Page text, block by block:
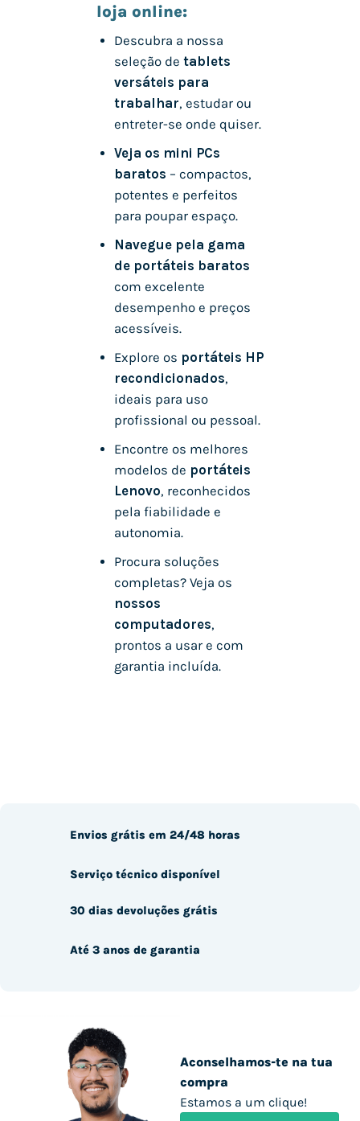
loja online:
Descubra a nossa
seleção de tablets
versáteis para
trabalhar, estudar ou
entreter-se onde quiser.
Veja os mini PCs
baratos – compactos,
potentes e perfeitos
para poupar espaço.
Navegue pela gama
de portáteis baratos
com excelente
desempenho e preços
acessíveis.
Explore os portáteis HP
recondicionados,
ideais para uso
profissional ou pessoal.
Encontre os melhores
modelos de portáteis
Lenovo, reconhecidos
pela fiabilidade e
autonomia.
Procura soluções
completas? Veja os
nossos
computadores,
prontos a usar e com
garantia incluída.
Aconselhamos-te na tua
compra
Estamos a um clique!
Envios grátis em 24/48 horas
Serviço técnico disponível
30 dias devoluções grátis
Até 3 anos de garantia